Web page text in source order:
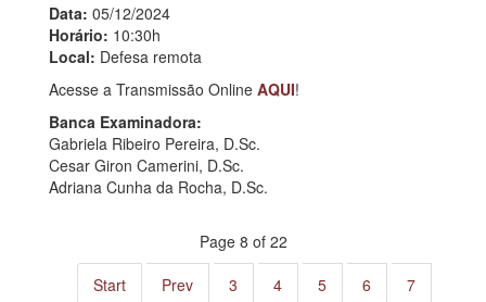
Data: 05/12/2024
Horário: 10:30h
Local: Defesa remota
Acesse a Transmissão Online AQUI!
Banca Examinadora:
Gabriela Ribeiro Pereira, D.Sc.
Cesar Giron Camerini, D.Sc.
Adriana Cunha da Rocha, D.Sc.
Page 8 of 22
Start
Prev 3 4 5 6 7